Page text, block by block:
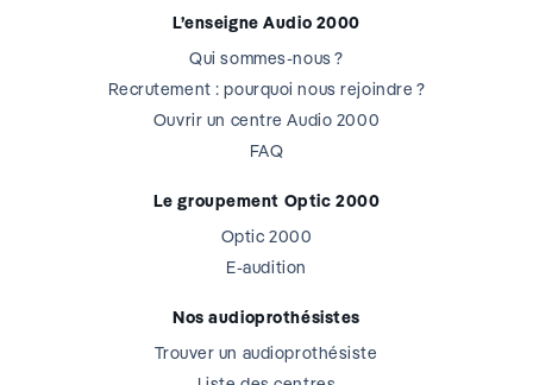
L’enseigne Audio 2000
Qui sommes-nous ?
Recrutement : pourquoi nous rejoindre ?
Ouvrir un centre Audio 2000
FAQ
Le groupement Optic 2000
Optic 2000
E-audition
Nos audioprothésistes
Trouver un audioprothésiste